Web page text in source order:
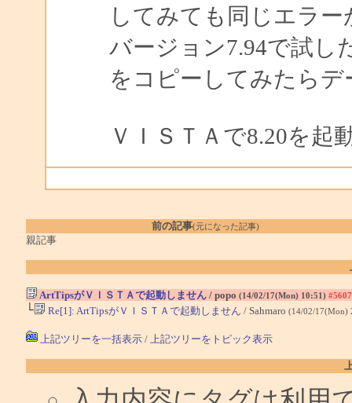
してみても同じエラー
バージョン7.94で試し
をコピーしてみたら
ＶＩＳＴＡで8.20を起
前の記事(元になった記事)
親記事
ArtTipsがＶＩＳＴＡで起動しません/ popo (14/02/17(Mon) 10:51) #5607
└ Re[1]: ArtTipsがＶＩＳＴＡで起動しません / Sahmaro (14/02/17(Mon)
上記ツリーを一括表示/ 上記ツリーをトピック表示